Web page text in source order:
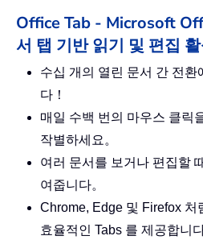
Office Tab - Microsoft
서 탭 기반 읽기 및 편집
수십 개의 열린 문서 간 전환
다！
매일 수백 번의 마우스 클릭
작별하세요。
여러 문서를 보거나 편집할
여줍니다。
Chrome, Edge 및 Firefox 처
효율적인 Tabs 를 제공합니다